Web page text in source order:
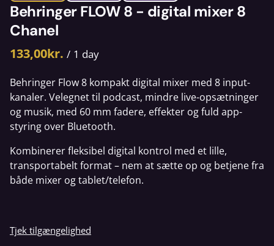
Behringer FLOW 8 - digital mixer 8
Chanel
/
Behringer Flow 8 kompakt digital mixer med 8 input-
kanaler. Velegnet til podcast, mindre live-opsætninger
og musik, med 60 mm fadere, effekter og fuld app-
styring over Bluetooth.
Kombinerer fleksibel digital kontrol med et lille,
transportabelt format – nem at sætte op og betjene fra
både mixer og tablet/telefon.